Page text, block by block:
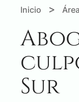
Inicio >
Sur